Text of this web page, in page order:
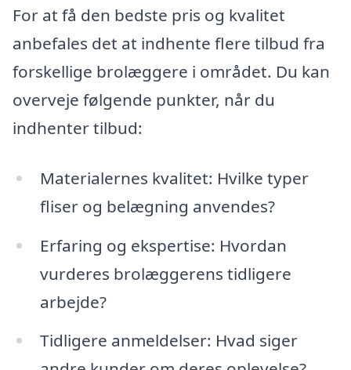
For at få den bedste pris og kvalitet
anbefales det at indhente flere tilbud fra
forskellige brolæggere i området. Du kan
overveje følgende punkter, når du
indhenter tilbud:
Materialernes kvalitet: Hvilke typer
fliser og belægning anvendes?
Erfaring og ekspertise: Hvordan
vurderes brolæggerens tidligere
arbejde?
Tidligere anmeldelser: Hvad siger